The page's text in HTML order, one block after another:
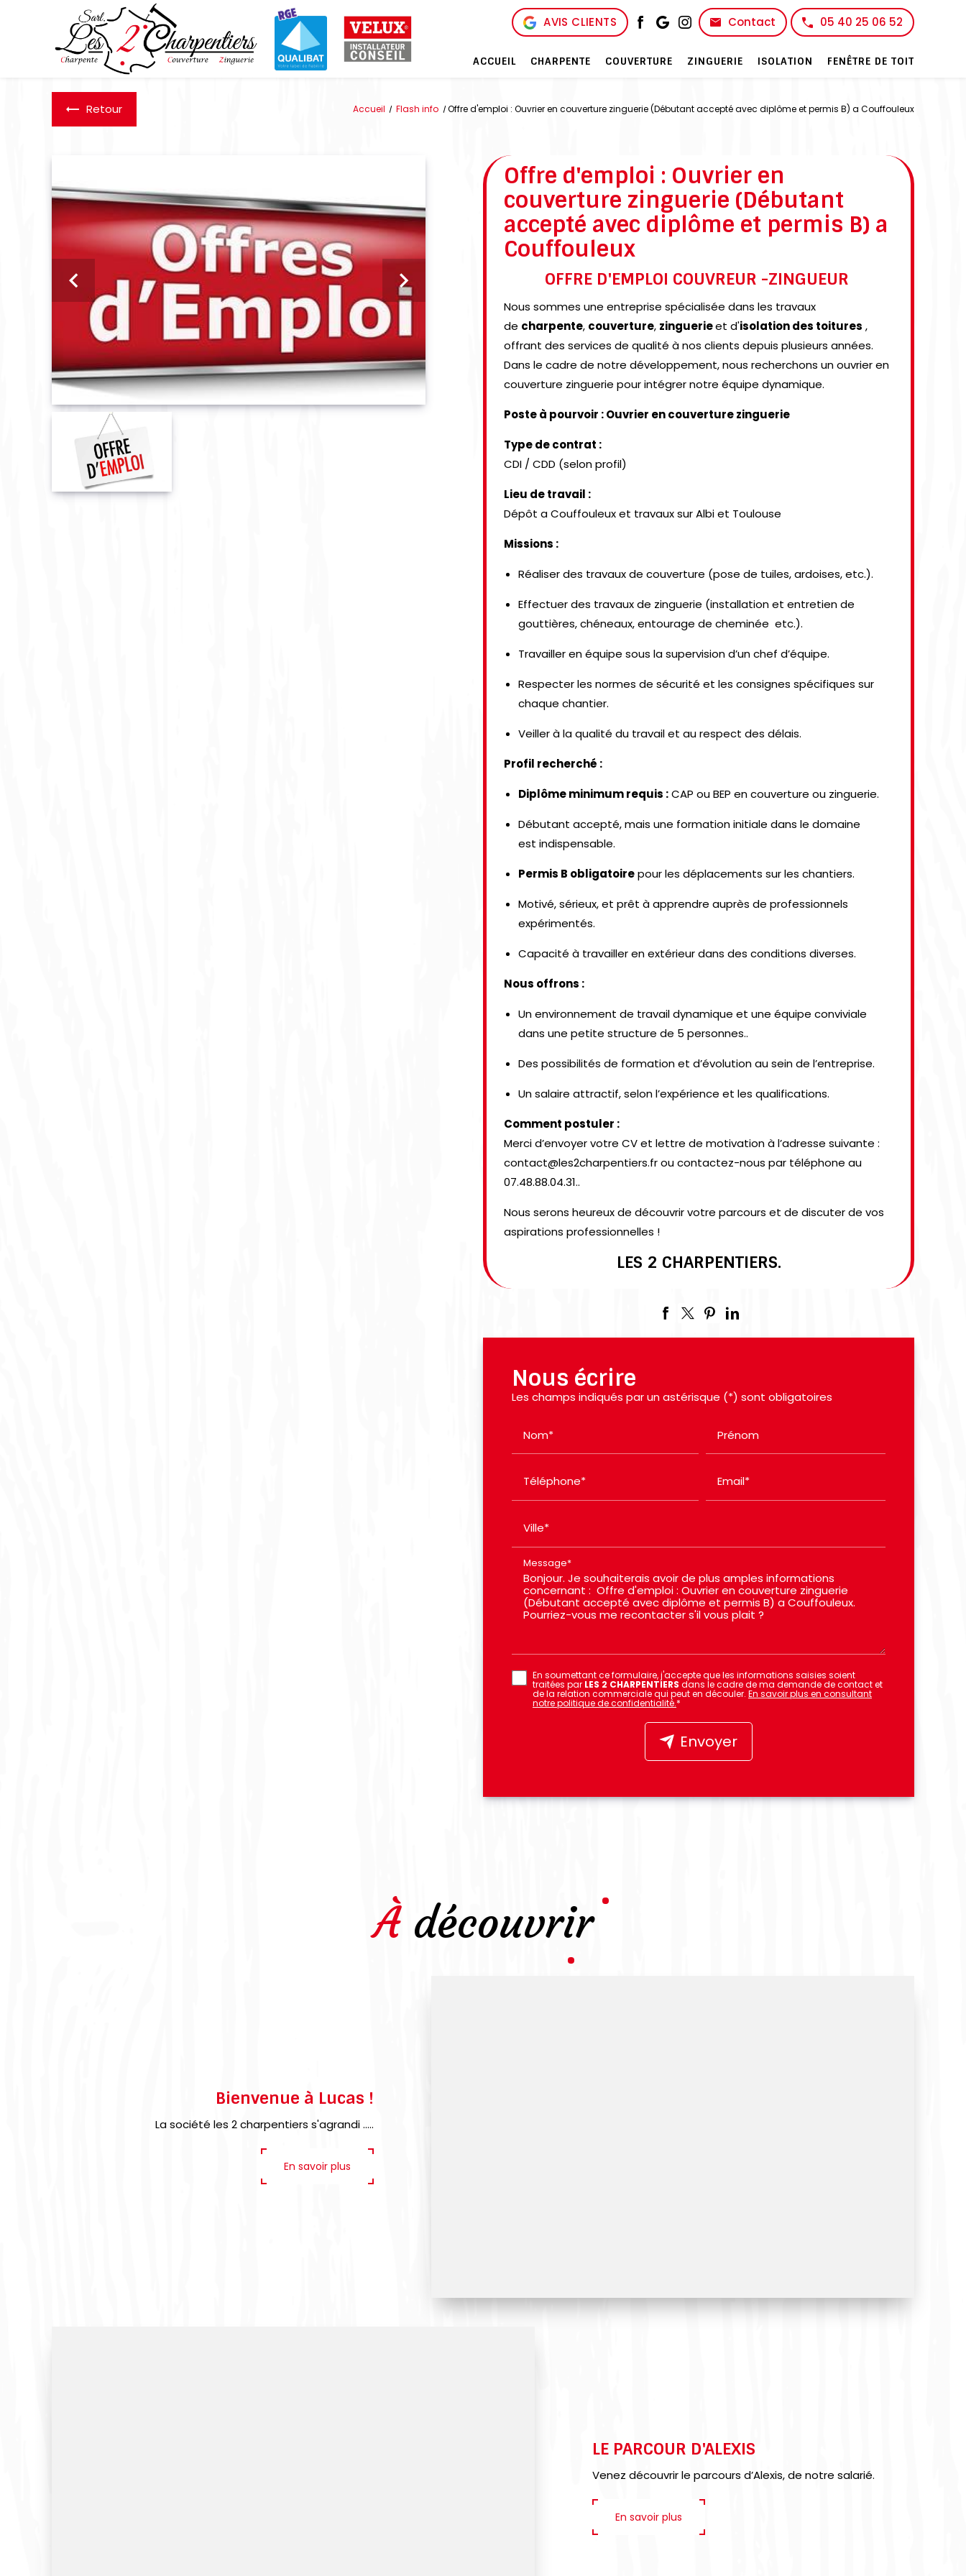
AVIS CLIENTS Contact 05 40 25 06 52
ACCUEIL CHARPENTE COUVERTURE ZINGUERIE ISOLATION FENÊTRE DE TOIT
Accueil Flash info Offre d'emploi : Ouvrier en couverture zinguerie (Débutant accepté avec diplôme et permis B) a Couffouleux
Retour
Previous Next
Offre d'emploi : Ouvrier en
couverture zinguerie (Débutant
accepté avec diplôme et permis B) a
Couffouleux
OFFRE D'EMPLOI COUVREUR -ZINGUEUR
Nous sommes une entreprise spécialisée dans les travaux
de charpente, couverture, zinguerieet d'isolation des toitures ,
offrant des services de qualité à nos clients depuis plusieurs années.
Dans le cadre de notre développement, nous recherchons un ouvrier en
couverture zinguerie pour intégrer notre équipe dynamique.
Poste à pourvoir : Ouvrier en couverture zinguerie
Type de contrat :
CDI / CDD (selon profil)
Lieu de travail :
Dépôt a Couffouleux et travaux sur Albi et Toulouse
Missions :
Réaliser des travaux de couverture (pose de tuiles, ardoises, etc.).
Effectuer des travaux de zinguerie (installation et entretien de
gouttières, chéneaux, entourage de cheminée etc.).
Travailler en équipe sous la supervision d’un chef d’équipe.
Respecter les normes de sécurité et les consignes spécifiques sur
chaque chantier.
Veiller à la qualité du travail et au respect des délais.
Profil recherché :
Diplôme minimum requis :CAP ou BEP en couverture ou zinguerie.
Débutant accepté, mais une formation initiale dans le domaine
est indispensable.
Permis B obligatoirepour les déplacements sur les chantiers.
Motivé, sérieux, et prêt à apprendre auprès de professionnels
expérimentés.
Capacité à travailler en extérieur dans des conditions diverses.
Nous offrons :
Un environnement de travail dynamique et une équipe conviviale
dans une petite structure de 5 personnes..
Des possibilités de formation et d’évolution au sein de l’entreprise.
Un salaire attractif, selon l’expérience et les qualifications.
Comment postuler :
Merci d’envoyer votre CV et lettre de motivation à l’adresse suivante :
contact@les2charpentiers.fr ou contactez-nous par téléphone au
07.48.88.04.31..
Nous serons heureux de découvrir votre parcours et de discuter de vos
aspirations professionnelles !
LES 2 CHARPENTIERS.
Nous écrire
Les champs indiqués par un astérisque (*) sont obligatoires
Nom* Prénom
Téléphone* Email*
Ville*
Message*
En soumettant ce formulaire, j'accepte que les informations saisies soient
traitées par LES 2 CHARPENTIERS dans le cadre de ma demande de contact et
de la relation commerciale qui peut en découler. En savoir plus en consultant
notre politique de confidentialité.*
Envoyer
À découvrir
Bienvenue à Lucas !
La société les 2 charpentiers s'agrandi .....
En savoir plus
LE PARCOUR D'ALEXIS
Venez découvrir le parcours d’Alexis, de notre salarié.
En savoir plus
Panneau de gestion des cookies